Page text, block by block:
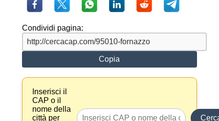
Condividi pagina:
Copia
Inserisci il
CAP o il
nome della
città per